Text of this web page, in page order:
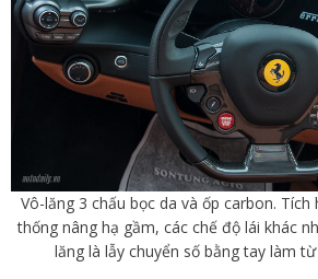
Vô-lăng 3 chấu bọc da và ốp carbon.
thống nâng hạ gầm, các chế độ lái khác
lăng là lẫy chuyển số bằng tay làm